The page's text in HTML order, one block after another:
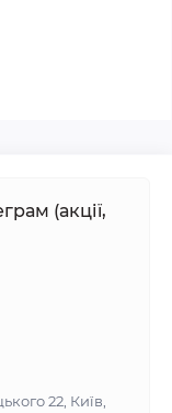
(акції,
22, Київ,